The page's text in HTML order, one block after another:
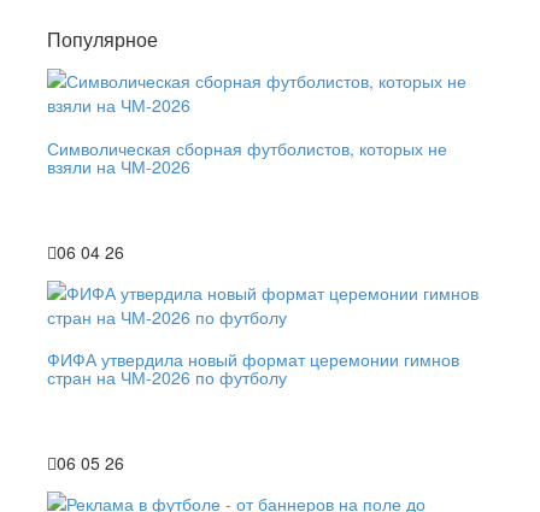
Популярное
Символическая сборная футболистов, которых не
взяли на ЧМ-2026
06 04 26
ФИФА утвердила новый формат церемонии гимнов
стран на ЧМ-2026 по футболу
06 05 26